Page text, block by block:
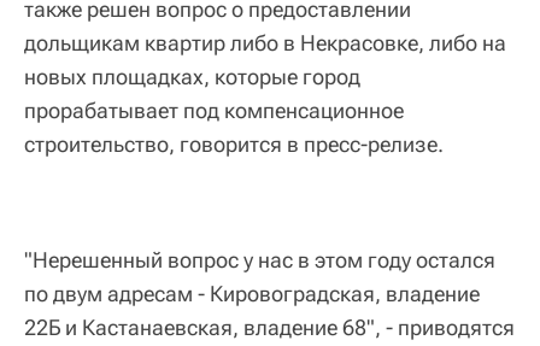
также решен вопрос о предоставлении
дольщикам квартир либо в Некрасовке, либо на
новых площадках, которые город
прорабатывает под компенсационное
строительство, говорится в пресс-релизе.
"Нерешенный вопрос у нас в этом году остался
по двум адресам - Кировоградская, владение
22Б и Кастанаевская, владение 68", - приводятся